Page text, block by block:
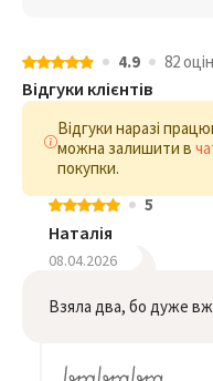
4.9 82
Відгуки клієнтів
Відгуки наразі
можна залишити в
покупки.
5
Наталія
08.04.2026
Взяла два, бо дуже